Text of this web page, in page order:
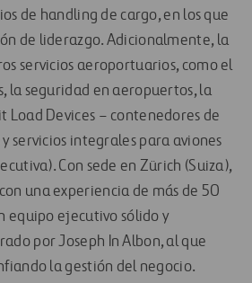
de handling de cargo, en los que
de liderazgo. Adicionalmente, la
servicios aeroportuarios, como el
la seguridad en aeropuertos, la
Load Devices – contenedores de
servicios integrales para aviones
Con sede en Zürich (Suiza),
una experiencia de más de 50
equipo ejecutivo sólido y
por Joseph In Albon, al que
la gestión del negocio.